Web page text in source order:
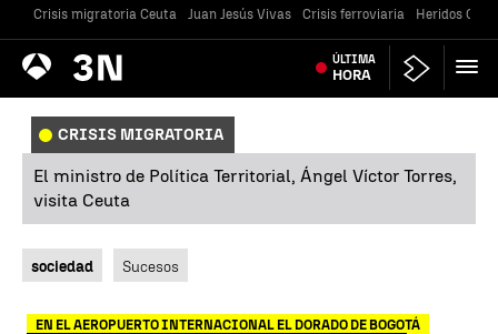
Crisis migratoria Ceuta Juan Jesús Vivas Crisis ferroviaria Heridos
Antena
3 Noticias ÚLTIMA
HORA
CRISIS MIGRATORIA
El ministro de Política Territorial, Ángel Víctor Torres,
visita Ceuta
sociedad Sucesos
EN EL AEROPUERTO INTERNACIONAL EL DORADO DE BOGOTÁ